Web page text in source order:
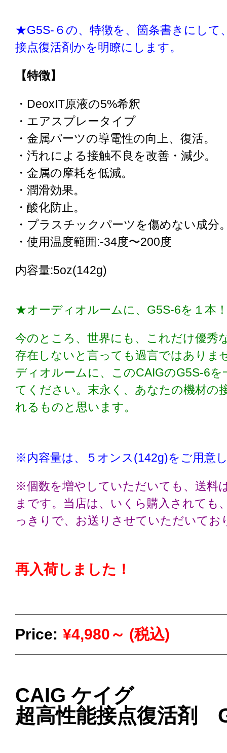
★G5S-６の、特徴を、箇条書きにして
接点復活剤かを明瞭にします。
【特徴】
・DeoxIT原液の5%希釈
・エアスプレータイプ
・金属パーツの導電性の向上、復活。
・汚れによる接触不良を改善・減少。
・金属の摩耗を低減。
・潤滑効果。
・酸化防止。
・プラスチックパーツを傷めない成分
・使用温度範囲:-34度〜200度
内容量:5oz(142g)
★オーディオルームに、G5S-6を１本
今のところ、世界にも、これだけ優秀
存在しないと言っても過言ではありま
ディオルームに、このCAIGのG5S-6を
てください。末永く、あなたの機材の
れるものと思います。
※内容量は、５オンス(142g)をご用意
※個数を増やしていただいても、送料
まです。当店は、いくら購入されても
っきりで、お送りさせていただいてお
再入荷しました！
Price: ¥4,980～ (税込)
CAIG ケイグ
超高性能接点復活剤